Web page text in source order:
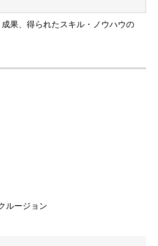
果、得られたスキル・ノウハウの
ルージョン